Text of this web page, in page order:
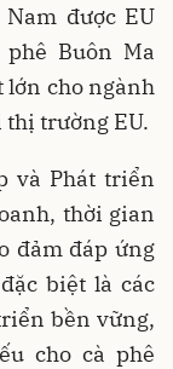
được EU
Buôn Ma
lớn cho ngành
thị trường EU.
và Phát triển
thời gian
đảm đáp ứng
biệt là các
bền vững,
cho cà phê